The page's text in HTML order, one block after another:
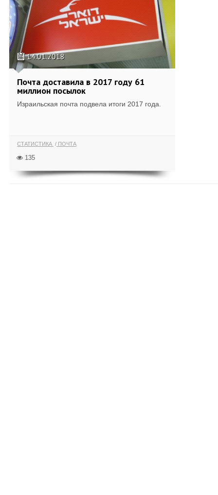
14.01.2018
Почта доставила в 2017 году 61
миллион посылок
Израильская почта подвела итоги 2017 года.
СТАТИСТИКА ПОЧТА
135